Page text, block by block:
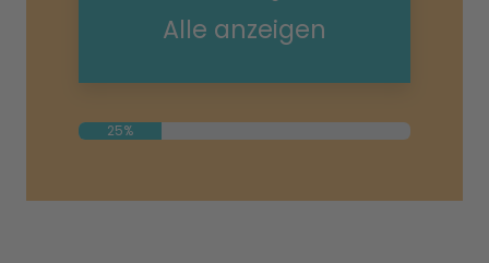
Alle anzeigen
25%